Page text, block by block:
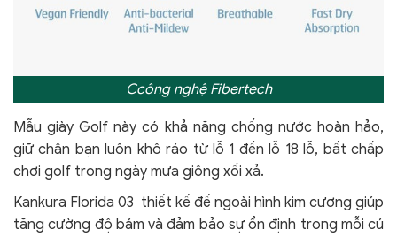
Ccông nghệ Fibertech
Mẫu giày Golf này có khả năng chống nước hoàn hảo,
giữ chân bạn luôn khô ráo từ lỗ 1 đến lỗ 18 lỗ, bất chấp
chơi golf trong ngày mưa giông xối xả.
Kankura Florida 03 thiết kế đế ngoài hình kim cương giúp
tăng cường độ bám và đảm bảo sự ổn định trong mỗi cú